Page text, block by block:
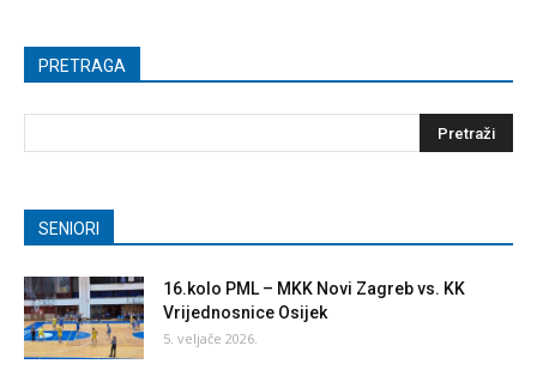
PRETRAGA
SENIORI
16.kolo PML – MKK Novi Zagreb vs. KK
Vrijednosnice Osijek
5. veljače 2026.